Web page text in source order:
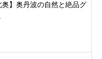
奥】奥丹波の自然と絶品グ